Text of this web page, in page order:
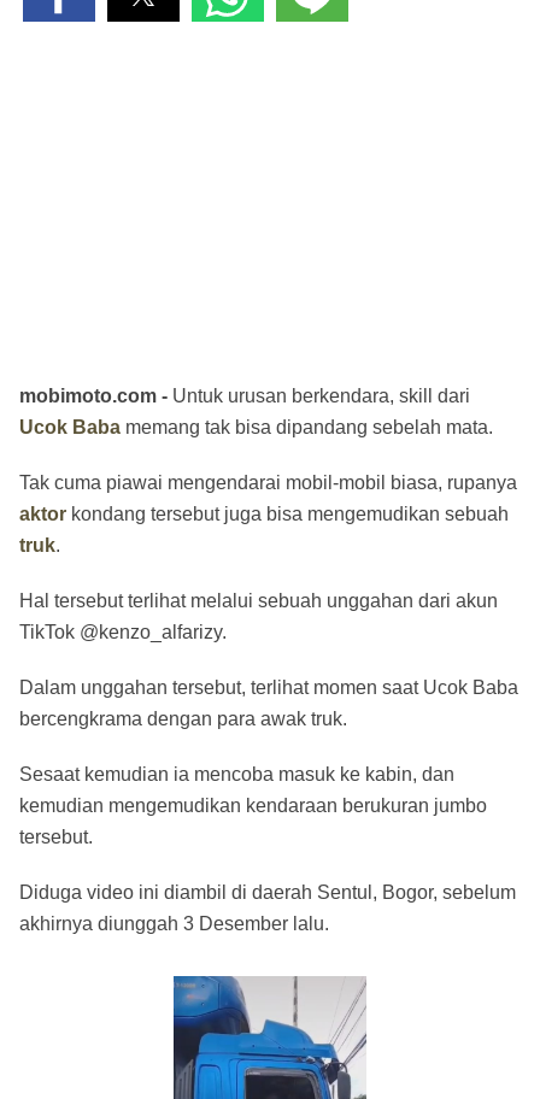
mobimoto.com - Untuk urusan berkendara, skill dari
Ucok Baba memang tak bisa dipandang sebelah mata.
Tak cuma piawai mengendarai mobil-mobil biasa, rupanya
aktor kondang tersebut juga bisa mengemudikan sebuah
truk.
Hal tersebut terlihat melalui sebuah unggahan dari akun
TikTok @kenzo_alfarizy.
Dalam unggahan tersebut, terlihat momen saat Ucok Baba
bercengkrama dengan para awak truk.
Sesaat kemudian ia mencoba masuk ke kabin, dan
kemudian mengemudikan kendaraan berukuran jumbo
tersebut.
Diduga video ini diambil di daerah Sentul, Bogor, sebelum
akhirnya diunggah 3 Desember lalu.